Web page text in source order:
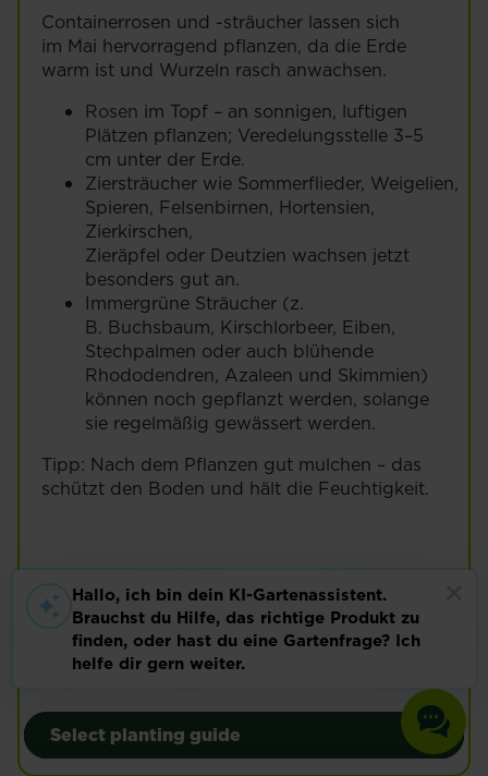
Gemüse
Gartenpflanzen
Select planting guide
Gemüse
Gartenpflanzen
Select planting guide
Containerrosen und -sträucher lassen sich
im Mai hervorragend pflanzen, da die Erde
warm ist und Wurzeln rasch anwachsen.
Rosen im Topf – an sonnigen, luftigen
Plätzen pflanzen; Veredelungsstelle 3–5
cm unter der Erde.
Ziersträucher wie Sommerflieder, Weigelien,
Spieren, Felsenbirnen, Hortensien,
Zierkirschen,
Zieräpfel oder Deutzien wachsen jetzt
besonders gut an.
Immergrüne Sträucher (z.
B. Buchsbaum, Kirschlorbeer, Eiben,
Stechpalmen oder auch blühende
Rhododendren, Azaleen und Skimmien)
können noch gepflanzt werden, solange
sie regelmäßig gewässert werden.
Tipp: Nach dem Pflanzen gut mulchen – das
schützt den Boden und hält die Feuchtigkeit.
Rosen